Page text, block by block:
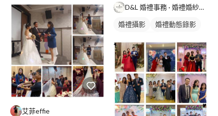
婚禮表演
艾菲effie
D&L 婚禮事務 · 婚禮婚紗攝影
婚禮攝影
婚禮動態錄影